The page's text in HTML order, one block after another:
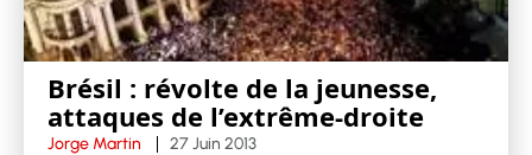
Brésil : révolte de la jeunesse,
attaques de l’extrême-droite
Jorge Martin 27 Juin 2013